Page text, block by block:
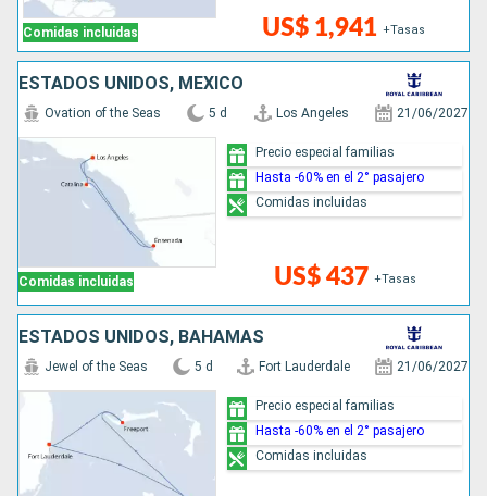
Comidas incluidas US$ 1,941 +Tasas
ESTADOS UNIDOS, MÉXICO
Comidas incluidas
Ovation of the Seas 5 d Los Angeles 21/06/2027
US$ 437 +Tasas
Precio especial familias
Hasta -60% en el 2° pasajero
Comidas incluidas
ESTADOS UNIDOS, BAHAMAS
Jewel of the Seas 5 d Fort Lauderdale 21/06/2027
Precio especial familias
Hasta -60% en el 2° pasajero
Comidas incluidas